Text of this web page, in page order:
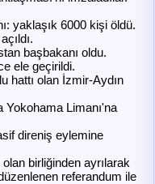
yaklaşık 6000 kişi öldü.
başbakanı oldu.
ele geçirildi.
hattı olan İzmir-Aydın
Yokohama Limanı'na
direniş eylemine
birliğinden ayrılarak
referandum ile